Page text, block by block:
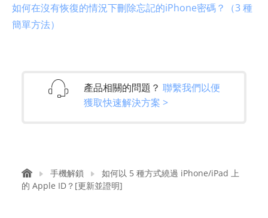
如何在沒有恢復的情況下刪除忘記的iPhone密碼？（3 種
簡單方法）
產品相關的問題？ 聯繫我們以便
獲取快速解決方案 >
手機解鎖
如何以 5 種方式繞過 iPhone/iPad 上
的 Apple ID？[更新並證明]